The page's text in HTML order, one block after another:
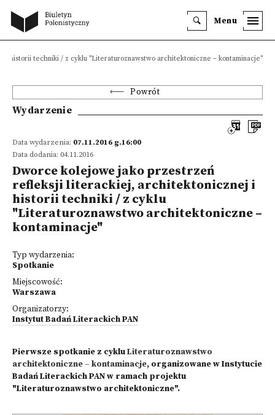
Menu
techniki / z cyklu "Literaturoznawstwo architektoniczne – kontaminacje"
Powrót
Wydarzenie
Data wydarzenia: 07.11.2016 g.16:00
Data dodania: 04.11.2016
Dworce kolejowe jako przestrzeń
refleksji literackiej, architektonicznej i
historii techniki / z cyklu
"Literaturoznawstwo architektoniczne –
kontaminacje"
Typ wydarzenia:
Spotkanie
Miejscowość:
Warszawa
Organizatorzy:
Instytut Badań Literackich PAN
Pierwsze spotkanie z cykluLiteraturoznawstwo
architektoniczne – kontaminacje, organizowane w Instytucie
Badań Literackich PAN w ramach projektu
"Literaturoznawstwo architektoniczne".